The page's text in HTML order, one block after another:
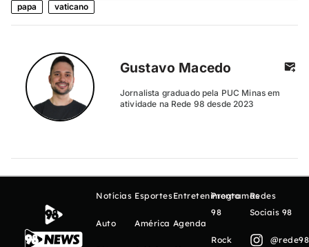
papa vaticano
Gustavo Macedo
Jornalista graduado pela PUC Minas em
atividade na Rede 98 desde 2023
Notícias
Auto
Esportes
América
Entretenimento
Agenda
Programas
98
Rock
Redes
Sociais 98